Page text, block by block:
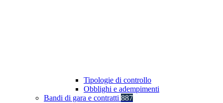
Tipologie di controllo
Obblighi e adempimenti
Bandi di gara e contratti 887